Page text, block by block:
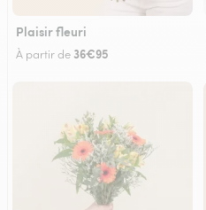
Plaisir fleuri
À partir de 36€95